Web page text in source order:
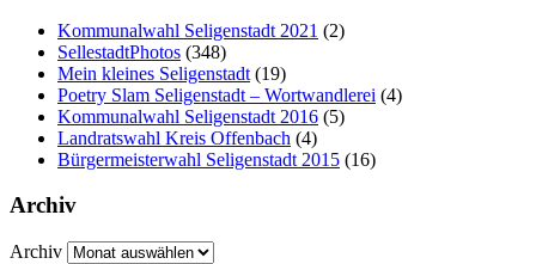
Kommunalwahl Seligenstadt 2021 (2)
SellestadtPhotos (348)
Mein kleines Seligenstadt (19)
Poetry Slam Seligenstadt – Wortwandlerei (4)
Kommunalwahl Seligenstadt 2016 (5)
Landratswahl Kreis Offenbach (4)
Bürgermeisterwahl Seligenstadt 2015 (16)
Archiv
Archiv